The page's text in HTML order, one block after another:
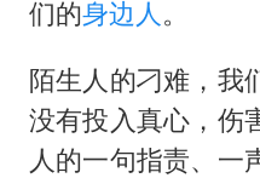
们的身边人。
陌生人的刁难，我
没有投入真心，伤
人的一句指责、一